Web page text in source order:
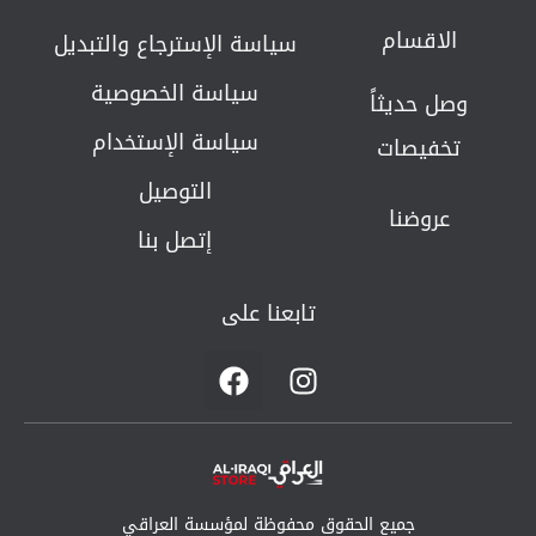
الاقسام
وصل حديثاً
تخفيصات
عروضنا
سياسة الإسترجاع والتبديل​
سياسة الخصوصية
سياسة الإستخدام
التوصيل
إتصل بنا
تابعنا على
I
n
s
t
a
g
F
a
c
b
o
جميع الحقوق محفوظة لمؤسسة العراقي